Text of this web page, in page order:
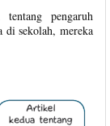
pengaruh
di sekolah, mereka